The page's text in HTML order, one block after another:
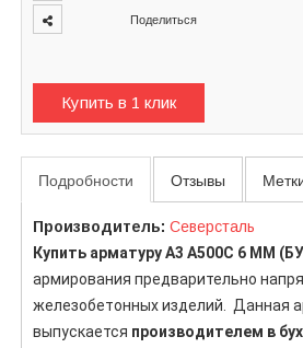
Поделиться
Купить в 1 клик
Подробности Отзывы
Производитель: Северсталь
Купить арматуру А3 А500С 6 ММ
армирования предварительно
железобетонных изделий. Данная
выпускается производителем в